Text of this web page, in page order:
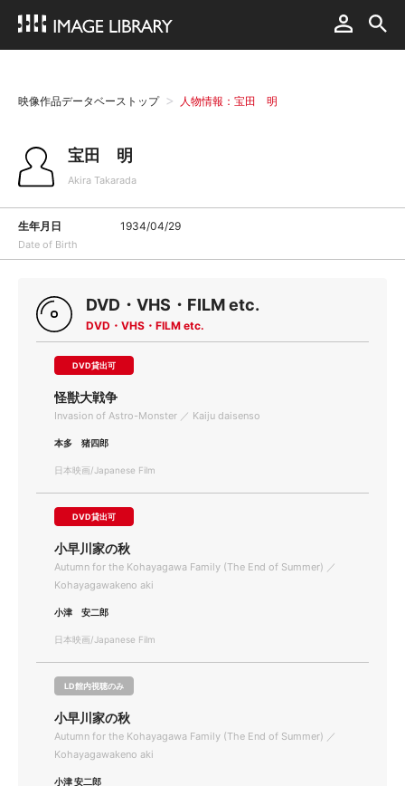
映像作品データベーストップ 人物情報：宝田 明
宝田 明
Akira Takarada
生年月日
Date of Birth
1934/04/29
DVD・VHS・FILM etc.
DVD・VHS・FILM etc.
DVD貸出可
怪獣大戦争
Invasion of Astro-Monster ／ Kaiju daisenso
本多 猪四郎
日本映画/Japanese Film
DVD貸出可
小早川家の秋
Autumn for the Kohayagawa Family (The End of Summer) ／
Kohayagawakeno aki
小津 安二郎
日本映画/Japanese Film
LD館内視聴のみ
小早川家の秋
Autumn for the Kohayagawa Family (The End of Summer) ／
Kohayagawakeno aki
小津 安二郎